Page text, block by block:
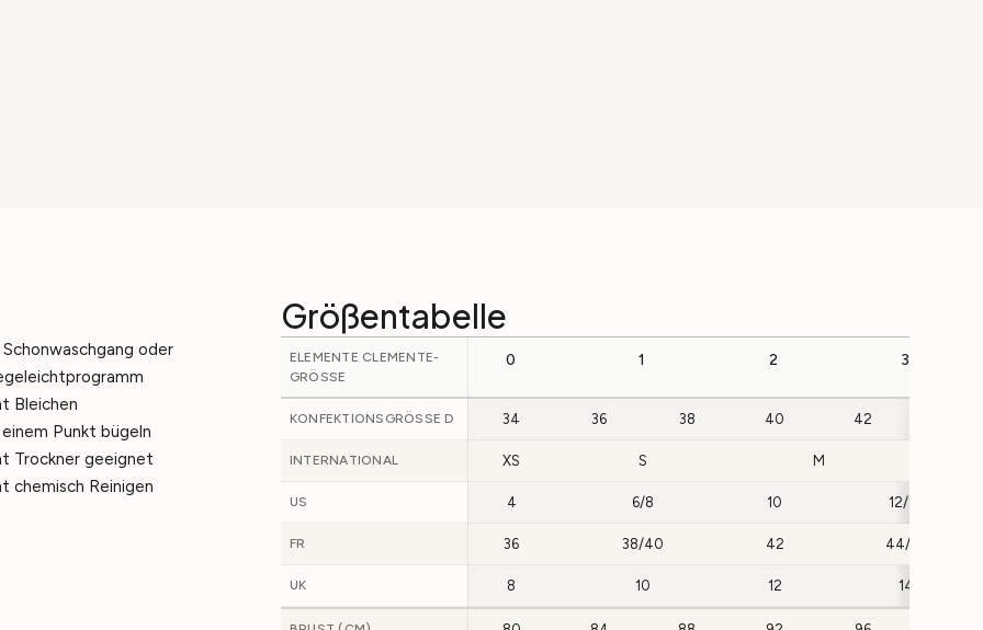
Schonwaschgang oder
Bleichen
Punkt bügeln
Trockner geeignet
chemisch Reinigen
Größentabelle
ELEMENTE CLEMENTE-
GRÖSSE
0 1 2 3
KONFEKTIONSGRÖSSE D 34 36 38 40 42
INTERNATIONAL XS S M
US 4 6/8 10 12/14
FR 36 38/40 42 44/46
UK 8 10 12 14